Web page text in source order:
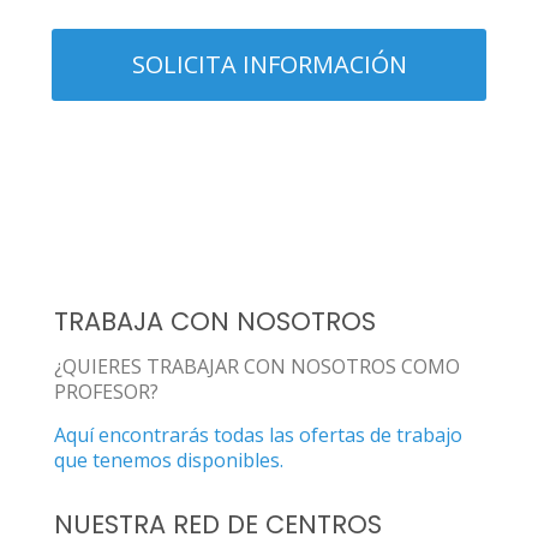
TRABAJA CON NOSOTROS
¿QUIERES TRABAJAR CON NOSOTROS COMO
PROFESOR?
Aquí encontrarás todas las ofertas de trabajo
que tenemos disponibles.
NUESTRA RED DE CENTROS